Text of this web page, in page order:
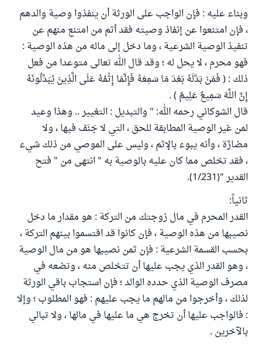
وبناء عليه : فإن الواجب على الورثة أن ينفذوا وصية والدهم
، فإن امتنعوا عن إنفاذ وصيته فقد أثم من امتنع منهم عن
تنفيذ الوصية الشرعية ، وما دخل إلى ماله من هذه الوصية :
فهو محرم ، لا يحل له ؛ وقد قال الله تعالى متوعدا من فعل
ذلك : ( فَمَنْ بَدَّلَهُ بَعْدَ مَا سَمِعَهُ فَإِنَّمَا إِثْمُهُ عَلَى الَّذِينَ يُبَدِّلُونَهُ
إِنَّ اللَّهَ سَمِيعٌ عَلِيمٌ ) .
قال الشوكاني رحمه الله: " والتبديل : التغيير .. وهذا وعيد
لمن غير الوصية المطابقة للحق ، التي لا جَنَف فيها ، ولا
مضارَّة ، وأنه يبوء بالإثم ، وليس على الموصي من ذلك شيء
، فقد تخلص مما كان عليه بالوصية به " انتهى من " فتح
القدير "(1/231).
ثانياً:
القدر المحرم في مال زوجتك من التركة : هو مقدار ما دخل
نصيبها من هذه الوصية ، فإن كانوا قد اقتسموا بينهم التركة ،
بحسب القسمة الشرعية : فإن ثمن نصيبها هو من مال الوصية
، وهو القدر الذي يجب عليها أن تتخلص منه ، وتضعه في
مصرف الوصية الذي حدده الوالد ؛ فإن استجاب باقي الورثة
لذلك ، وأخرجوا من مالهم ما يجب عليهم : فهو المطلوب ؛ وإلا
: فالواجب عليها أن تخرج هي ما عليها في مالها ، ولا تبالي
بالآخرين .